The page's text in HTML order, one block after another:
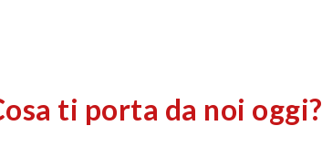
ti porta da noi oggi?